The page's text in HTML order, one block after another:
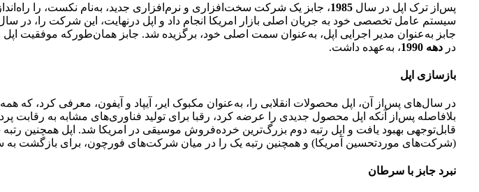
پس‌از ترک اپل در سال
، جابز یک شرکت سخت‌افزاری و نرم‌افزاری جدید، به‌نام نکست، را
سیستم عامل تخصصی خود به جریان اصلی بازار ‌امریکا انجام داد و اپل درنهایت، این شرکت را، در
جابز به‌عنوان مدیر اجرایی اپل، به‌عنوان سمت اصلی خود، برگزیده شد. جابز همان‌طورکه موفقیت اپل
در دهه 1990 ، به‌عهده داشت.
بازسازی اپل
در سال‌های پس‌از آن، اپل محصولات انقلابی را، به‌عنوان مکبوک ایر، آیپاد و آیفون، معرفی کرد، که
بلافاصله پس‌از آنکه اپل محصول جدیدی را عرضه کرد، رقبا برای تولید فناوری‌های مشابه به رقابت
قابل‌توجهی بهبود یافت و اپل رتبه دوم بزرگ‌ترین خرده‌فروش موسیقی در ‌امریکا شد. اپل همچنین
(شرکت‌های موردتحسین آمریکا) و همچنین رتبه یک را در میان شرکت‌های فورچون، برای بازگشت به
نبرد جابز با سرطان